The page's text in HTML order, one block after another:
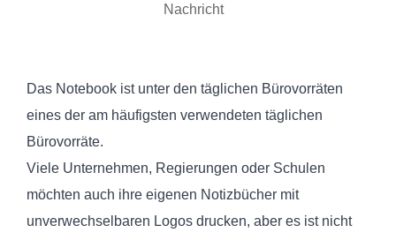
Nachricht
Das Notebook ist unter den täglichen Bürovorräten
eines der am häufigsten verwendeten täglichen
Bürovorräte.
Viele Unternehmen, Regierungen oder Schulen
möchten auch ihre eigenen Notizbücher mit
unverwechselbaren Logos drucken, aber es ist nicht